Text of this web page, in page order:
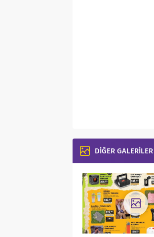
DİĞER GALERİLER